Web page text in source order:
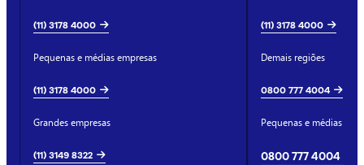
(11) 3178 4000
Pequenas e médias empresas
(11) 3178 4000
Grandes empresas
(11) 3149 8322
(11) 3178 4000
Demais regiões
0800 777 4004
Pequenas e médias
0800 777 4004